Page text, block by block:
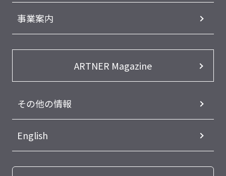
事業案内
ARTNER Magazine
その他の情報
English